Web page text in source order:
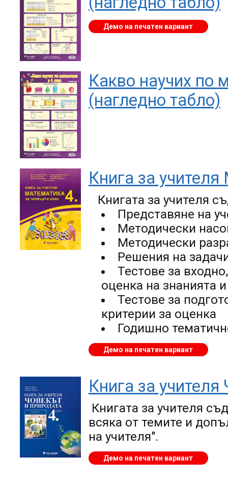
Демо на печатен вариант
Какво научих по
(нагледно табло)
Книга за
Книгата за учителя
Представяне на
Методически
Методически
Решения на
Тестове за
оценка на знанията
Тестове за
критерии за оценка
Годишно
Демо на печатен вариант
Книга за
Книгата за учителя
всяка от темите и
на учителя".
Демо на печатен вариант